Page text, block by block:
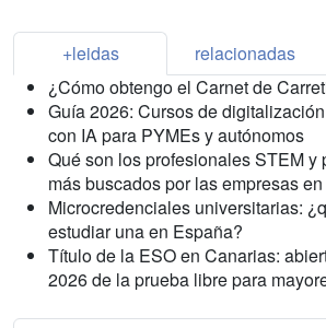
+leidas relacionadas
¿Cómo obtengo el Carnet de
Guía 2026: Cursos de
con IA para PYMEs y autónomos
Qué son los profesionales STEM y
más buscados por las empresas
Microcredenciales universitarias:
estudiar una en España?
Título de la ESO en Canarias:
2026 de la prueba libre para